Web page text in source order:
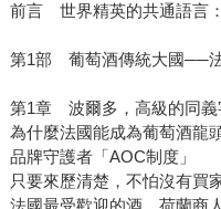
前言 世界精英的共通語言
第1部 葡萄酒傳統大國──
第1章 波爾多，高級的同義
為什麼法國能成為葡萄酒龍
品牌守護者「AOC制度」
只要來歷清楚，不怕沒有買
法國最受歡迎的酒，荷蘭商